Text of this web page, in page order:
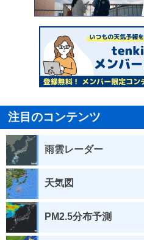
注目のコンテンツ
雨雲レーダー
天気図
PM2.5分布予測